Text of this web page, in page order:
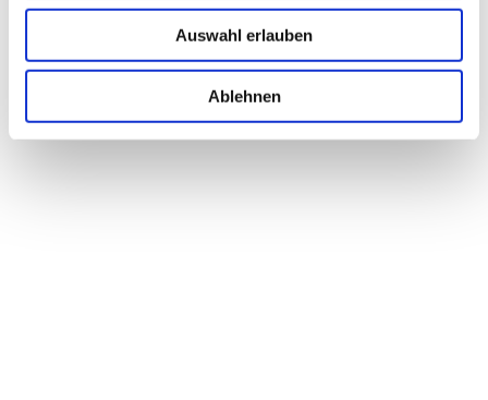
Auswahl erlauben
Ablehnen